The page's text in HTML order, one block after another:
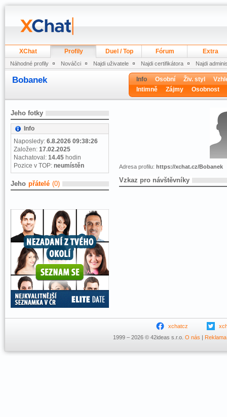
XChat Profily Duel / Top Fórum Extra
Náhodné profily Nováčci Najdi uživatele Najdi certifikátora Najdi
Bobanek Info Osobní Živ. styl
Intimně
Zájmy Osobnost
Jeho fotky
Info
Naposledy: 6.8.2026 09:38:26
Založen: 17.02.2025
Nachatoval: 14.45 hodin
Pozice v TOP: neumístěn
Jeho přátelé (0)
Adresa profilu: https://xchat.cz/Bobanek
Vzkaz pro návštěvníky
xchatcz
1999 – 2026 © 42ideas s.r.o. O nás | Reklama